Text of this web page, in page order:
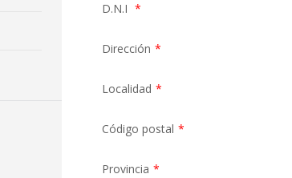
D.N.I *
Dirección *
Localidad *
Código postal *
Provincia *